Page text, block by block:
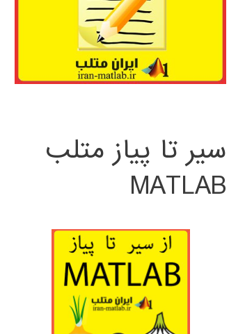
سیر تا پیاز متلب
MATLAB